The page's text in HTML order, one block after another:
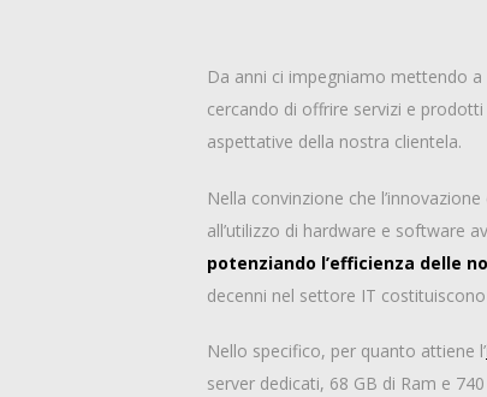
Da anni ci impegniamo mettendo
cercando di offrire servizi e
aspettative della nostra clientela.
Nella convinzione che
all’utilizzo di hardware e software
potenziando l’efficienza delle
decenni nel settore IT
Nello specifico, per quanto attiene l’
server dedicati, 68 GB di Ram e